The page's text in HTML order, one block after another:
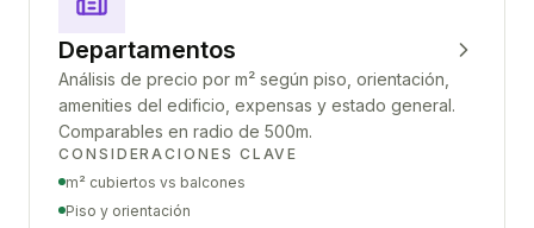
Departamentos
Análisis de precio por m² según piso, orientación,
amenities del edificio, expensas y estado general.
Comparables en radio de 500m.
CONSIDERACIONES CLAVE
m² cubiertos vs balcones
Piso y orientación